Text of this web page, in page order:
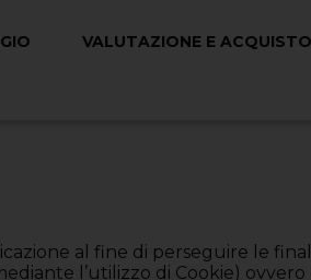
VALUTAZIONE E
al fine di perseguire le
l’utilizzo di Cookie)